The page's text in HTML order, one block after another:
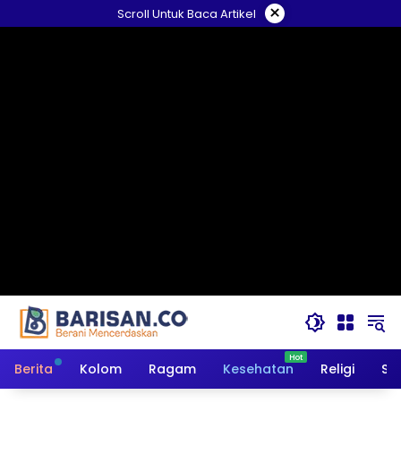
ke
Scroll Untuk Baca Artikel ×
Berita Kolom Ragam Kesehatan Religi